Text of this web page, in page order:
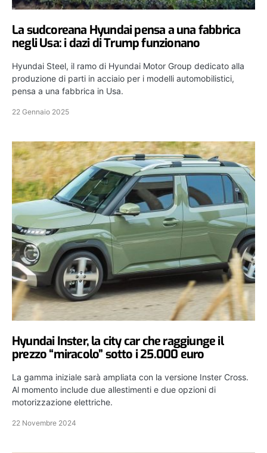
La sudcoreana Hyundai pensa a una fabbrica
negli Usa: i dazi di Trump funzionano
Hyundai Steel, il ramo di Hyundai Motor Group dedicato alla
produzione di parti in acciaio per i modelli automobilistici,
pensa a una fabbrica in Usa.
22 Gennaio 2025
Hyundai Inster, la city car che raggiunge il
prezzo “miracolo” sotto i 25.000 euro
La gamma iniziale sarà ampliata con la versione Inster Cross.
Al momento include due allestimenti e due opzioni di
motorizzazione elettriche.
22 Novembre 2024